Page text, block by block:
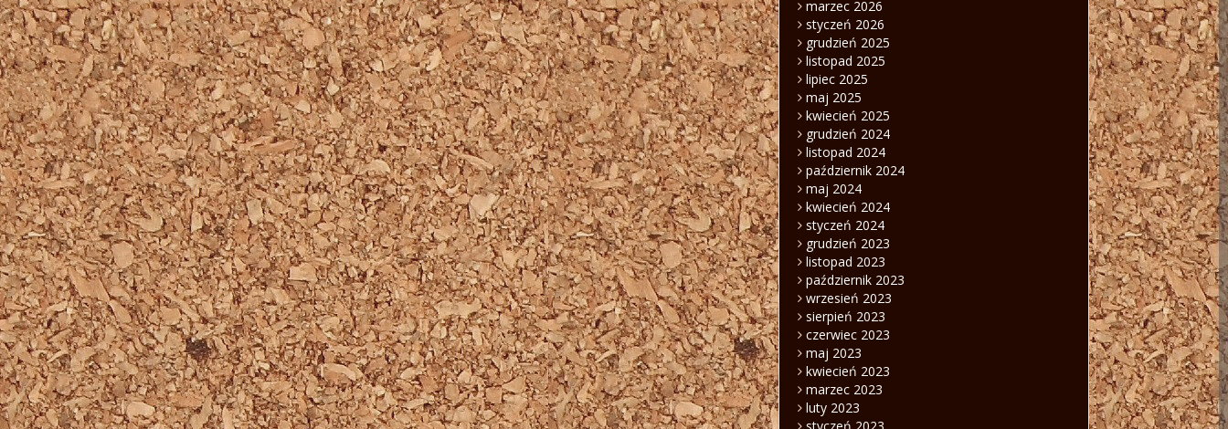
marzec 2026
styczeń 2026
grudzień 2025
listopad 2025
lipiec 2025
maj 2025
kwiecień 2025
grudzień 2024
listopad 2024
październik 2024
maj 2024
kwiecień 2024
styczeń 2024
grudzień 2023
listopad 2023
październik 2023
wrzesień 2023
sierpień 2023
czerwiec 2023
maj 2023
kwiecień 2023
marzec 2023
luty 2023